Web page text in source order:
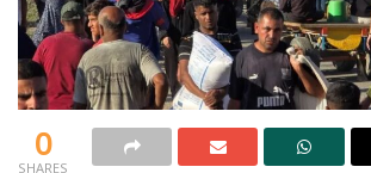
0
SHARES